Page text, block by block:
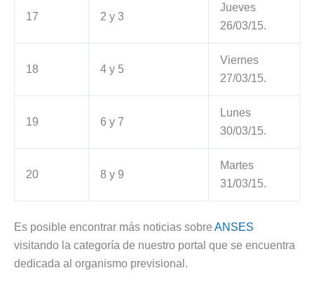
17 2 y 3
Jueves
26/03/15.
18 4 y 5
Viernes
27/03/15.
19 6 y 7
Lunes
30/03/15.
20 8 y 9
Martes
31/03/15.
Es posible encontrar más noticias sobre ANSES
visitando la categoría de nuestro portal que se encuentra
dedicada al organismo previsional.